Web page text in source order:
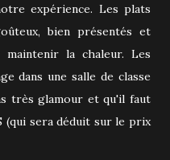
expérience. Les plats
bien présentés et
la chaleur. Les
dans une salle de classe
très glamour et qu'il faut
(qui sera déduit sur le prix